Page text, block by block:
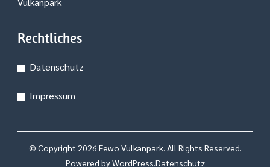
Rechtliches
Datenschutz
Impressum
© Copyright 2026 Fewo Vulkanpark. All Rights Reserved.
Powered byWordPress.Datenschutz